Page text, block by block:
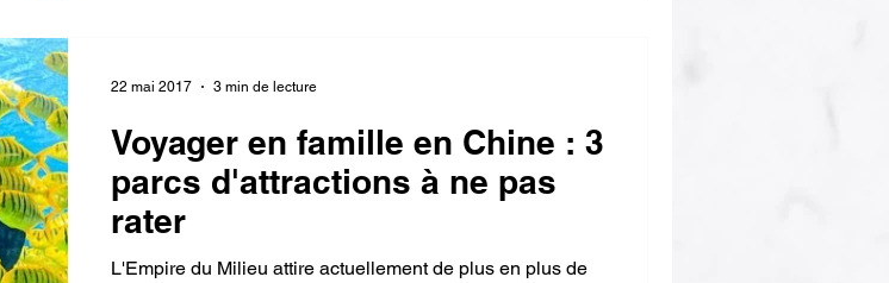
Voyager en famille en Chine : 3
parcs d'attractions à ne pas
rater
L'Empire du Milieu attire actuellement de plus en plus de
22 mai 2017 3 min de lecture